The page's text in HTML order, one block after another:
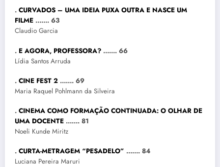
. CURVADOS – UMA IDEIA PUXA OUTRA E NASCE UM
FILME ……. 63
Claudio Garcia
. E AGORA, PROFESSORA? ……. 66
Lídia Santos Arruda
. CINE FEST 2 ……. 69
Maria Raquel Pohlmann da Silveira
. CINEMA COMO FORMAÇÃO CONTINUADA: O OLHAR DE
UMA DOCENTE ……. 81
Noeli Kunde Miritz
. CURTA-METRAGEM “PESADELO” ……. 84
Luciana Pereira Maruri